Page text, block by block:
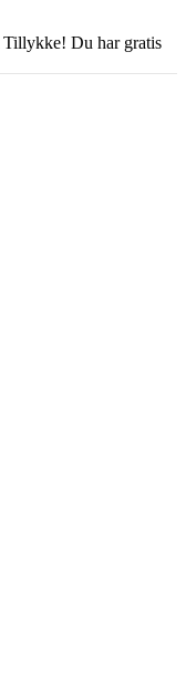
Tillykke! Du har gratis